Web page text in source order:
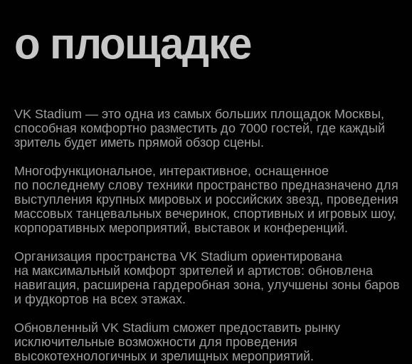
о площадке
VK Stadium — это одна из самых больших площадок Москвы,
способная комфортно разместить до 7000 гостей, где каждый
зритель будет иметь прямой обзор сцены.
Многофункциональное, интерактивное, оснащенное
по последнему слову техники пространство предназначено для
выступления крупных мировых и российских звезд, проведения
массовых танцевальных вечеринок, спортивных и игровых шоу,
корпоративных мероприятий, выставок и конференций.
Организация пространства VK Stadium ориентирована
на максимальный комфорт зрителей и артистов: обновлена
навигация, расширена гардеробная зона, улучшены зоны баров
и фудкортов на всех этажах.
Обновленный VK Stadium сможет предоставить рынку
исключительные возможности для проведения
высокотехнологичных и зрелищных мероприятий.